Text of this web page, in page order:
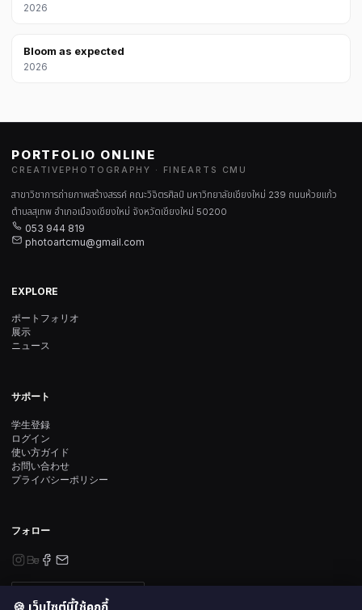
2026
Bloom as expected
2026
PORTFOLIO ONLINE
CREATIVEPHOTOGRAPHY · FINEARTS CMU
สาขาวิชาการถ่ายภาพสร้างสรรค์ คณะวิจิตรศิลป์ มหาวิทยาลัยเชียงใหม่ 239 ถนนห้วยแก้ว
ตำบลสุเทพ อำเภอเมืองเชียงใหม่ จังหวัดเชียงใหม่ 50200
053 944 819
photoartcmu@gmail.com
EXPLORE
ポートフォリオ
展示
ニュース
サポート
学生登録
ログイン
使い方ガイド
お問い合わせ
プライバシーポリシー
フォロー
ニュースレター登録